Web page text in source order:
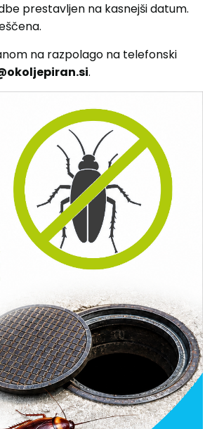
prestavljen na kasnejši datum.
na razpolago na telefonski
.